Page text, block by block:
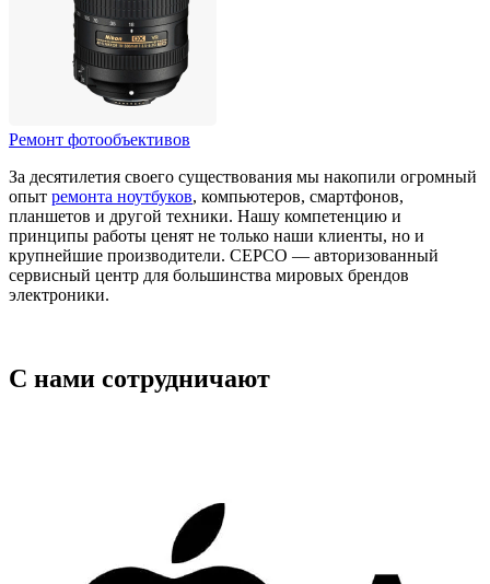
Ремонт фотообъективов
За десятилетия своего существования мы накопили огромный
опыт ремонта ноутбуков, компьютеров, смартфонов,
планшетов и другой техники. Нашу компетенцию и
принципы работы ценят не только наши клиенты, но и
крупнейшие производители. СЕРСО — авторизованный
сервисный центр для большинства мировых брендов
электроники.
С нами сотрудничают